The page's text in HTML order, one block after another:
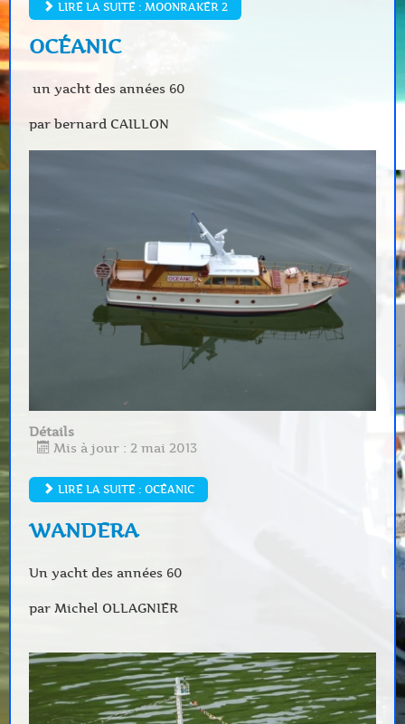
LIRE LA SUITE : MOONRAKER 2
OCÉANIC
un yacht des années 60
par bernard CAILLON
Détails
Mis à jour : 2 mai 2013
LIRE LA SUITE : OCÉANIC
WANDERA
Un yacht des années 60
par Michel OLLAGNIER